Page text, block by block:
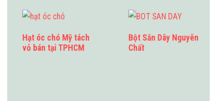
Hạt óc chó Mỹ tách
vỏ bán tại TPHCM
Bột Sắn Dây Nguyên
Chất